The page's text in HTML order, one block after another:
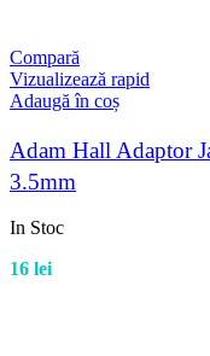
Compară
Vizualizează rapid
Adaugă în coș
Adam Hall Adaptor
3.5mm
In Stoc
16 lei